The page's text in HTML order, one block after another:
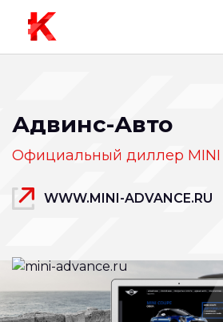
Адвинс-Авто
Официальный диллер MINI
WWW.MINI-ADVANCE.RU